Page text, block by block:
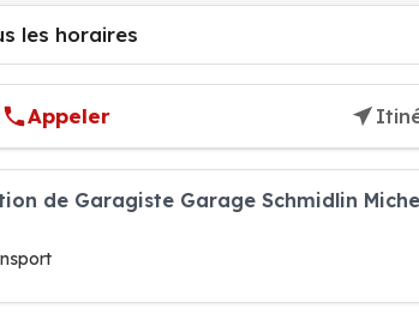
les horaires
Appeler
de Garagiste Garage Schmidlin